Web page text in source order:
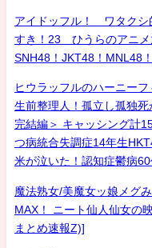
アイドッフル！ ワタク
すき！23 ひうらのアニ
SNH48！JKT48！MNL48
ヒウラッフルのハーニー
生前整理人！孤立し孤独
完結編＞ キャッシング計
つ病統合失調症14年生
米が泣いた！認知症鬱病
魔法熟女/美魔女ッ娘メグ
MAX！ ニート仙人仙女の
まとめ速報Z)]